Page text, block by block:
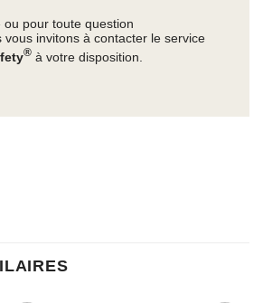
ou pour toute question
vous invitons à contacter le service
® à votre disposition.